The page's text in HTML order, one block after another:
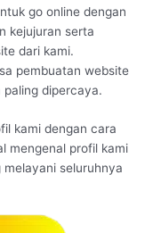
go online dengan
kejujuran serta
dari kami.
pembuatan website
dipercaya.
kami dengan cara
mengenal profil kami
seluruhnya